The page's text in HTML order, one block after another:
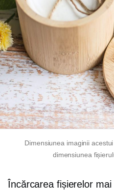
Dimensiunea imaginii
dimensiunea
Încărcarea fișierelor